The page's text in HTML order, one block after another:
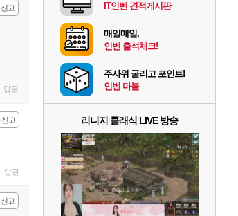
신고
답글
신고
답글
신고
IT인벤 견적게시판
매일매일,
인벤 출석체크!
주사위 굴리고 포인트!
인벤 마블
리니지 클래식 LIVE 방송